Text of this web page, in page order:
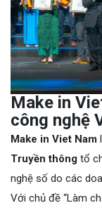
Make in
công nghệ
Make in Viet Nam
Truyền thông tổ
nghệ số do các
Với chủ đề “Làm